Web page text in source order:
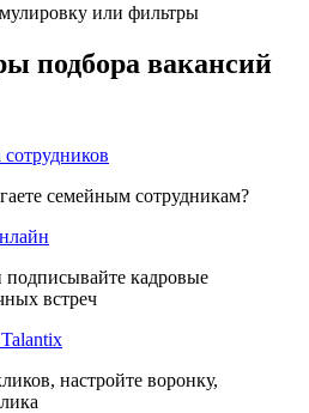
или фильтры
подбора вакансий
семейным сотрудникам?
подписывайте кадровые
встреч
настройте воронку,